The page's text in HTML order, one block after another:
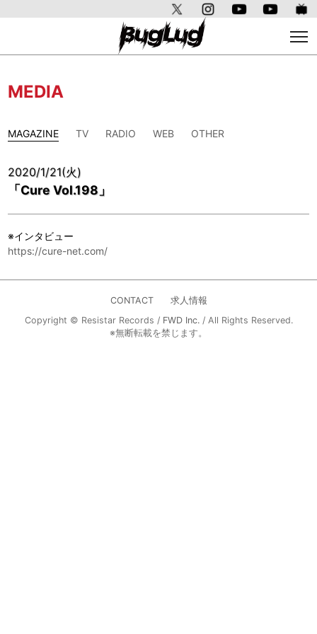
MEDIA
MAGAZINE TV RADIO WEB OTHER
2020/1/21(火)
「Cure Vol.198」
※インタビュー
https://cure-net.com/
CONTACT
求人情報
Copyright © Resistar Records / FWD Inc./ All Rights Reserved.
※無断転載を禁じます。